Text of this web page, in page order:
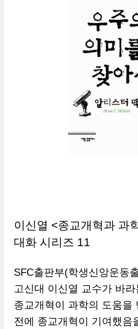
이신열 <종교개혁과 과
대화 시리즈 11
SFC출판부(학생신앙운동
고신대 이신열 교수가 바
종교개혁이 과학의 도움을
전에 종교개혁이 기여했음